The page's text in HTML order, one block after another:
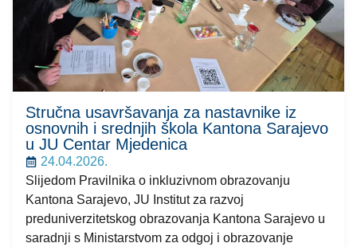
Stručna usavršavanja za nastavnike iz
osnovnih i srednjih škola Kantona Sarajevo
u JU Centar Mjedenica
24.04.2026.
Slijedom Pravilnika o inkluzivnom obrazovanju
Kantona Sarajevo, JU Institut za razvoj
preduniverzitetskog obrazovanja Kantona Sarajevo u
saradnji s Ministarstvom za odgoj i obrazovanje